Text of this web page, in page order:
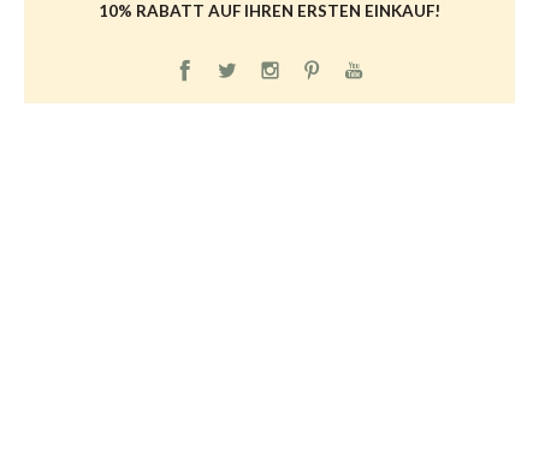
10% RABATT AUF IHREN ERSTEN EINKAUF!